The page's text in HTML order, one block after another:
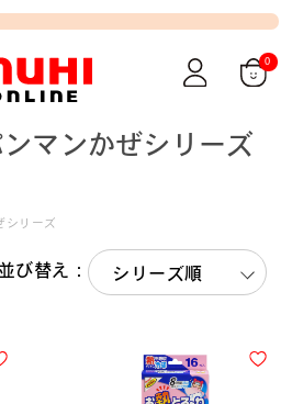
0
マンかぜシリーズ
シリーズ
並び替え：